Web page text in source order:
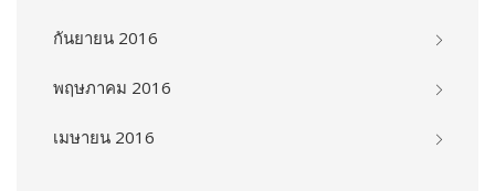
กันยายน 2016
พฤษภาคม 2016
เมษายน 2016